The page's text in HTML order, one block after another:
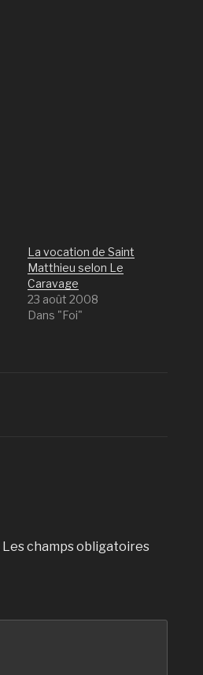
La vocation de Saint
Matthieu selon Le
Caravage
23 août 2008
Dans "Foi"
Les champs obligatoires